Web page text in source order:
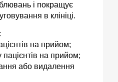
і покращує
в клініці.
на прийом;
на прийом;
або видалення